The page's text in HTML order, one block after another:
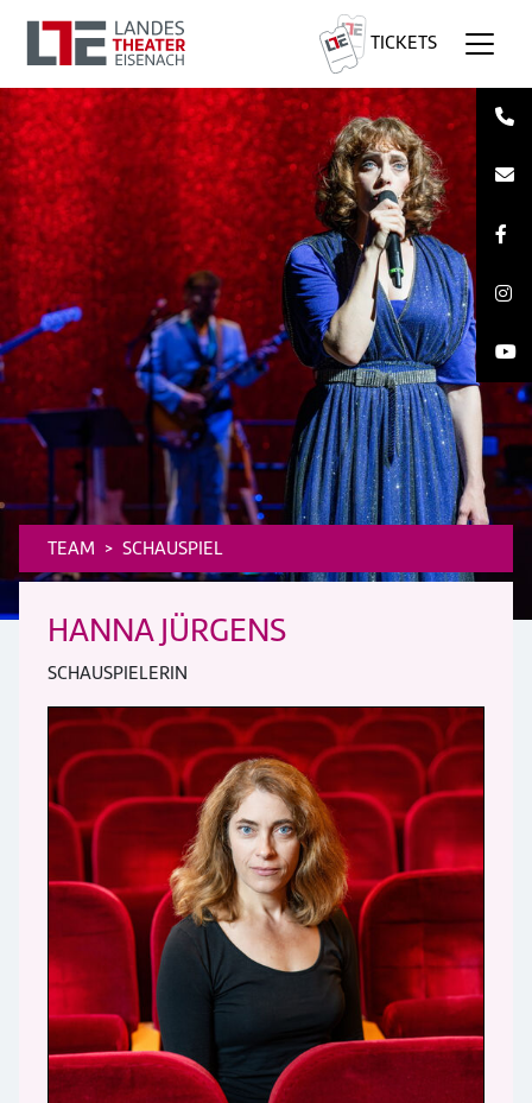
TICKETS
TEAM SCHAUSPIEL
HANNA JÜRGENS
SCHAUSPIELERIN